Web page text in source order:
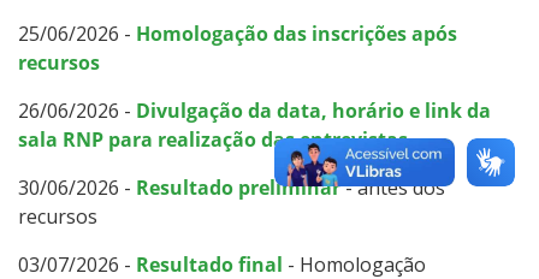
25/06/2026 - Homologação das inscrições após
recursos
26/06/2026 - Divulgação da data, horário e link da
sala RNP para realização das entrevistas
30/06/2026 - Resultado preliminar- antes dos
recursos
03/07/2026 - Resultado final - Homologação